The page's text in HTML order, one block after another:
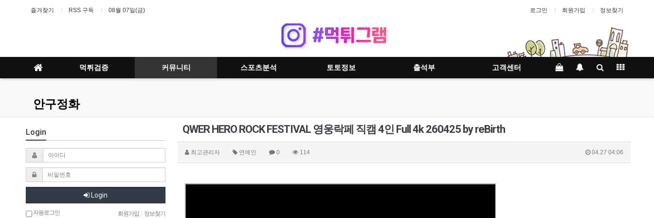
즐겨찾기 RSS 구독 08월 07일(금) 로그인 회원가입 정보찾기
먹튀검증 커뮤니티 스포츠분석 토토정보 출석부 고객센터
안구정화
QWER HERO ROCK FESTIVAL 영웅락페 직캠 4인 Full 4k 260425 by reBirth
최고관리자 연예인 0 114 04.27 04:06
Login
Login
자동로그인 회원가입 정보찾기